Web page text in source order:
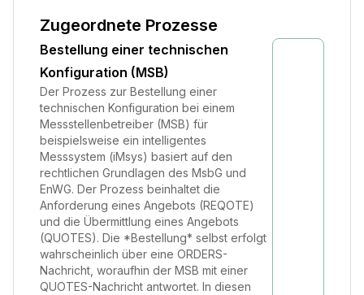
Zugeordnete Prozesse
Bestellung einer technischen
Konfiguration (MSB)
Der Prozess zur Bestellung einer
technischen Konfiguration bei einem
Messstellenbetreiber (MSB) für
beispielsweise ein intelligentes
Messsystem (iMsys) basiert auf den
rechtlichen Grundlagen des MsbG und
EnWG. Der Prozess beinhaltet die
Anforderung eines Angebots (REQOTE)
und die Übermittlung eines Angebots
(QUOTES). Die *Bestellung* selbst erfolgt
wahrscheinlich über eine ORDERS-
Nachricht, woraufhin der MSB mit einer
QUOTES-Nachricht antwortet. In diesen